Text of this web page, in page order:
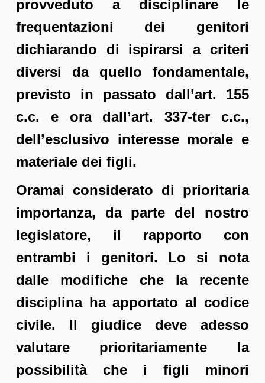
provveduto a disciplinare le
frequentazioni dei genitori
dichiarando di ispirarsi a criteri
diversi da quello fondamentale,
previsto in passato dall’art. 155
c.c. e ora dall’art. 337-ter c.c.,
dell’esclusivo interesse morale e
materiale dei figli.
Oramai considerato di prioritaria
importanza, da parte del nostro
legislatore, il rapporto con
entrambi i genitori. Lo si nota
dalle modifiche che la recente
disciplina ha apportato al codice
civile. Il giudice deve adesso
valutare prioritariamente la
possibilità che i figli minori